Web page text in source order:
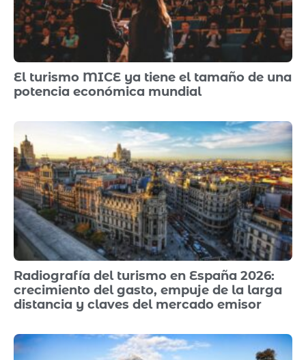
El turismo MICE ya tiene el tamaño de una
potencia económica mundial
Radiografía del turismo en España 2026:
crecimiento del gasto, empuje de la larga
distancia y claves del mercado emisor